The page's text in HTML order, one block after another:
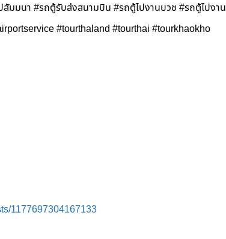
มมนา #รถตู้รับส่งสนามบิน #รถตู้ไปงานบวช #รถตู้ไปงาน
#tourthaland #tourthai #tourkhaokho
1177697304167133